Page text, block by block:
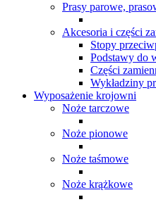
Prasy parowe,
Akcesoria i części
Stopy
Podstawy do
Części
Wykładziny
Wyposażenie krojowni
Noże tarczowe
Noże pionowe
Noże taśmowe
Noże krążkowe